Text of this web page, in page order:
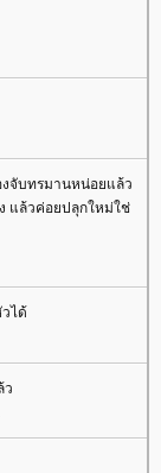
งจับทรมานหน่อยแล้ว
แล้วค่อยปลุกใหม่ใช่
ได้
ว